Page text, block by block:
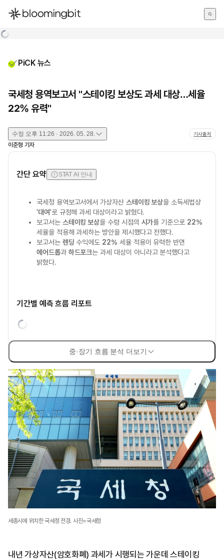
한국어
PiCK 뉴스
국세청 용역보고서 "스테이킹 보상도 과세 대상…세율
22% 유력"
수정 오후 11:26 · 2026. 05. 28. 기사출처
이준형 기자
간단 요약 STAT AI 안내
국세청 용역보고서에서 가상자산 스테이킹 보상을 소득세법상
'대여'로 규정해 과세 대상이라고 밝혔다.
보고서는 스테이킹 보상을 수령 시점의 시가를 기준으로 22%
세율을 적용해 과세하는 방안을 제시했다고 전했다.
보고서는 렌딩 수익에도 22% 세율 적용이 유력한 반면
에어드롭과 하드포크는 과세 대상이 아니라고 분석했다고
밝혔다.
기간별 예측 흐름 리포트
중·장기 흐름 분석 더보기
세종시에 위치한 국세청 전경. 사진=국세청
내년 가상자산(암호화폐) 과세가 시행되는 가운데 스테이킹